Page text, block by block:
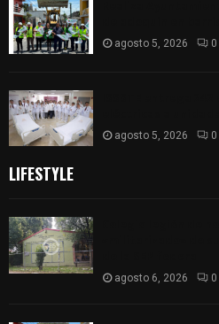
agosto 5, 2026 0
agosto 5, 2026 0
LIFESTYLE
agosto 6, 2026 0